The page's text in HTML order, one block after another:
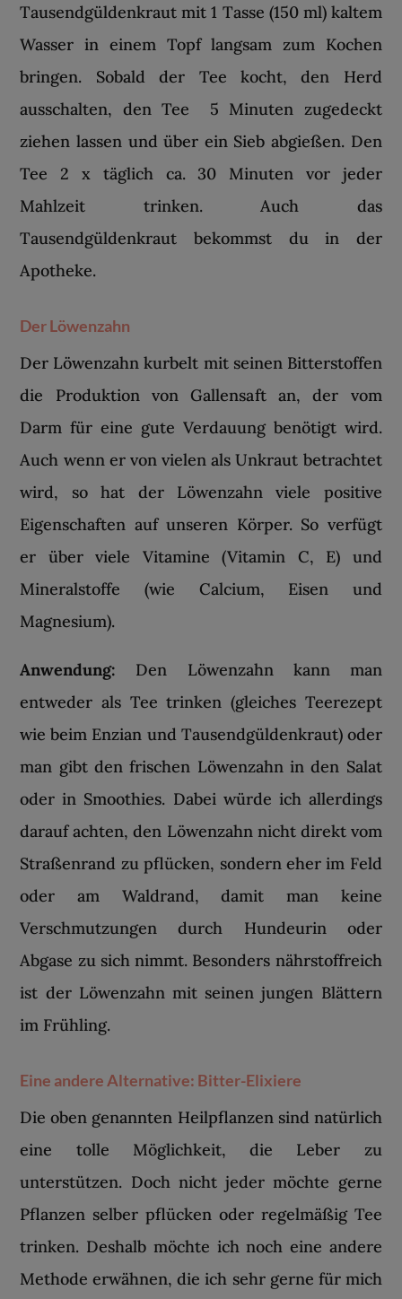
Tausendgüldenkraut mit 1 Tasse (150 ml) kaltem
Wasser in einem Topf langsam zum Kochen
bringen. Sobald der Tee kocht, den Herd
ausschalten, den Tee 5 Minuten zugedeckt
ziehen lassen und über ein Sieb abgießen. Den
Tee 2 x täglich ca. 30 Minuten vor jeder
Mahlzeit trinken. Auch das
Tausendgüldenkraut bekommst du in der
Apotheke.
Der Löwenzahn
Der Löwenzahn kurbelt mit seinen Bitterstoffen
die Produktion von Gallensaft an, der vom
Darm für eine gute Verdauung benötigt wird.
Auch wenn er von vielen als Unkraut betrachtet
wird, so hat der Löwenzahn viele positive
Eigenschaften auf unseren Körper. So verfügt
er über viele Vitamine (Vitamin C, E) und
Mineralstoffe (wie Calcium, Eisen und
Magnesium).
Anwendung: Den Löwenzahn kann man
entweder als Tee trinken (gleiches Teerezept
wie beim Enzian und Tausendgüldenkraut) oder
man gibt den frischen Löwenzahn in den Salat
oder in Smoothies. Dabei würde ich allerdings
darauf achten, den Löwenzahn nicht direkt vom
Straßenrand zu pflücken, sondern eher im Feld
oder am Waldrand, damit man keine
Verschmutzungen durch Hundeurin oder
Abgase zu sich nimmt. Besonders nährstoffreich
ist der Löwenzahn mit seinen jungen Blättern
im Frühling.
Eine andere Alternative: Bitter-Elixiere
Die oben genannten Heilpflanzen sind natürlich
eine tolle Möglichkeit, die Leber zu
unterstützen. Doch nicht jeder möchte gerne
Pflanzen selber pflücken oder regelmäßig Tee
trinken. Deshalb möchte ich noch eine andere
Methode erwähnen, die ich sehr gerne für mich